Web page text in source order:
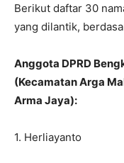
Berikut daftar 30
yang dilantik,
Anggota DPRD
(Kecamatan Arga
Arma Jaya):
1. Herliayanto